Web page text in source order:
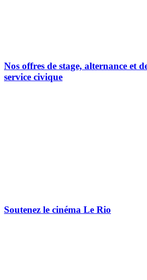
Nos offres de stage, alternance et
service civique
Soutenez le cinéma Le Rio